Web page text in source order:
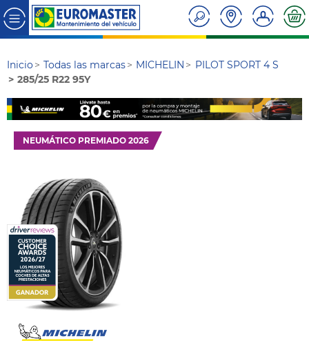
Inicio Todas las marcas MICHELIN
PILOT SPORT 4 S
285/25 R22 95Y
NEUMÁTICO PREMIADO 2026